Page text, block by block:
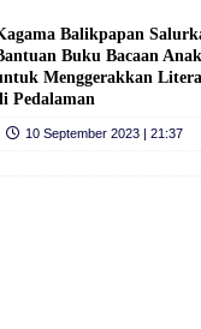
Balikpapan
Buku Bacaan Anak
Menggerakkan
Pedalaman
10 September 2023 | 21:37